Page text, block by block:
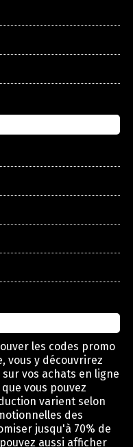
les codes promo
vous y découvrirez
vos achats en ligne
vous pouvez
varient selon
des
jusqu'à 70% de
aussi afficher